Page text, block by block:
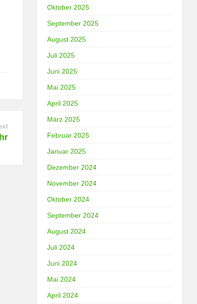
Oktober 2025
September 2025
August 2025
Juli 2025
Juni 2025
Mai 2025
April 2025
März 2025
Februar 2025
Januar 2025
Dezember 2024
November 2024
Oktober 2024
September 2024
August 2024
Juli 2024
Juni 2024
Mai 2024
April 2024